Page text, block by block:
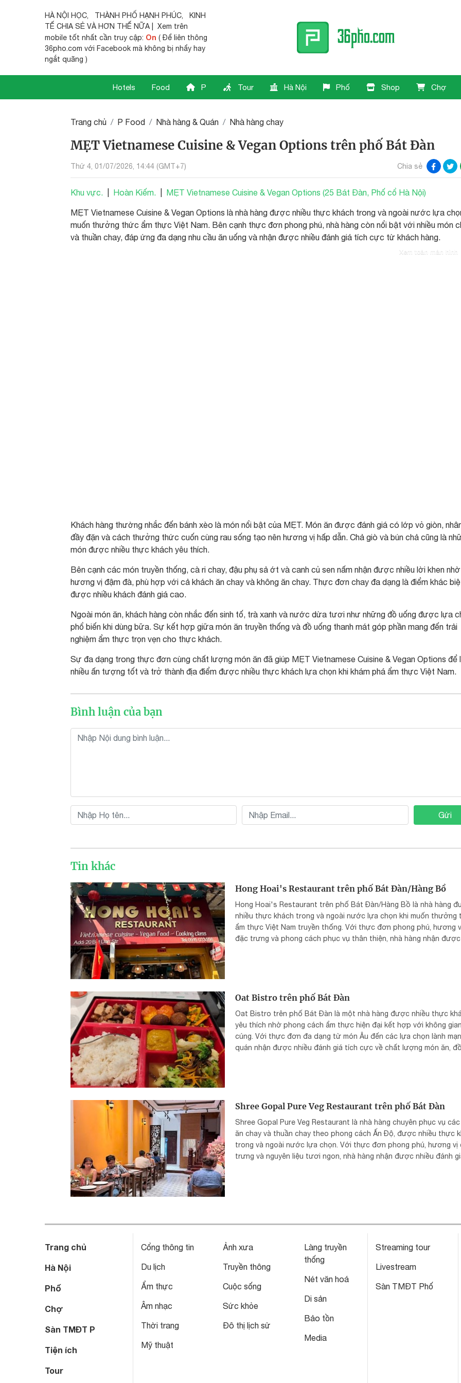
HÀ NỘI HỌC, THÀNH PHỐ HẠNH PHÚC,
KINH
TẾ CHIA SẺ VÀ HƠN THẾ NỮA | Xem trên
mobile tốt nhất cần truy cập: On ( Để liên thông
36pho.com với Facebook mà không bị nhẩy hay
ngắt quãng )
Hotels Food P Tour Hà Nội Phố Shop Chợ
Trang chủ P Food Nhà hàng & Quán Nhà hàng chay
MẸT Vietnamese Cuisine & Vegan Options trên phố Bát Đàn
Thứ 4, 01/07/2026, 14:44 (GMT+7) Chia sẻ
Khu vực. Hoàn Kiếm. MẸT Vietnamese Cuisine & Vegan Options (25 Bát Đàn, Phố cổ Hà Nội)
MẸT Vietnamese Cuisine & Vegan Options là nhà hàng được nhiều thực khách trong và ngoài nước lựa
muốn thưởng thức ẩm thực Việt Nam. Bên cạnh thực đơn phong phú, nhà hàng còn nổi bật với nhiều món
và thuần chay, đáp ứng đa dạng nhu cầu ăn uống và nhận được nhiều đánh giá tích cực từ khách hàng.
Xem toàn màn hình
Khách hàng thường nhắc đến bánh xèo là món nổi bật của MẸT. Món ăn được đánh giá có lớp vỏ giòn,
đầy đặn và cách thưởng thức cuốn cùng rau sống tạo nên hương vị hấp dẫn. Chả giò và bún chả cũng là
món được nhiều thực khách yêu thích.
Bên cạnh các món truyền thống, cà ri chay, đậu phụ sả ớt và canh củ sen nấm nhận được nhiều lời khen nhờ
hương vị đậm đà, phù hợp với cả khách ăn chay và không ăn chay. Thực đơn chay đa dạng là điểm khác
được nhiều khách đánh giá cao.
Ngoài món ăn, khách hàng còn nhắc đến sinh tố, trà xanh và nước dừa tươi như những đồ uống được lựa
phổ biến khi dùng bữa. Sự kết hợp giữa món ăn truyền thống và đồ uống thanh mát góp phần mang đến trải
nghiệm ẩm thực trọn vẹn cho thực khách.
Sự đa dạng trong thực đơn cùng chất lượng món ăn đã giúp MẸT Vietnamese Cuisine & Vegan Options để
nhiều ấn tượng tốt và trở thành địa điểm được nhiều thực khách lựa chọn khi khám phá ẩm thực Việt Nam.
Bình luận của bạn
Gửi
Tin khác
Hong Hoai's Restaurant trên phố Bát Đàn/Hàng Bồ
Hong Hoai's Restaurant trên phố Bát Đàn/Hàng Bồ là nhà hàng
nhiều thực khách trong và ngoài nước lựa chọn khi muốn thưởng
ẩm thực Việt Nam truyền thống. Với thực đơn phong phú, hương
đặc trưng và phong cách phục vụ thân thiện, nhà hàng nhận được
Oat Bistro trên phố Bát Đàn
Oat Bistro trên phố Bát Đàn là một nhà hàng được nhiều thực
yêu thích nhờ phong cách ẩm thực hiện đại kết hợp với không
cúng. Với thực đơn đa dạng từ món Âu đến các lựa chọn lành
quán nhận được nhiều đánh giá tích cực về chất lượng món ăn, đồ
Shree Gopal Pure Veg Restaurant trên phố Bát Đàn
Shree Gopal Pure Veg Restaurant là nhà hàng chuyên phục vụ các
ăn chay và thuần chay theo phong cách Ấn Độ, được nhiều thực
trong và ngoài nước lựa chọn. Với thực đơn phong phú, hương vị
trưng và nguyên liệu tươi ngon, nhà hàng nhận được nhiều đánh
Trang chủ
Hà Nội
Phố
Chợ
Sàn TMĐT P
Tiện ích
Tour
Cổng thông tin
Du lịch
Ẩm thực
Âm nhạc
Thời trang
Mỹ thuật
Ảnh xưa
Truyền thông
Cuộc sống
Sức khỏe
Đô thị lịch sử
Làng truyền
thống
Nét văn hoá
Di sản
Bảo tồn
Media
Streaming tour
Livestream
Sàn TMĐT Phố